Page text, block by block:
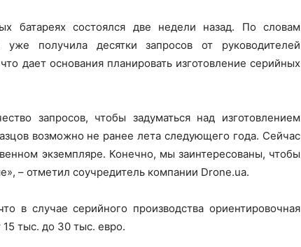
батареях состоялся две недели назад. По словам
получила десятки запросов от руководителей
дает основания планировать изготовление серийных
запросов, чтобы задуматься над изготовлением
возможно не ранее лета следующего года. Сейчас
экземпляре. Конечно, мы заинтересованы, чтобы
– отметил соучредитель компании Drone.ua.
в случае серийного производства ориентировочная
15 тыс. до 30 тыс. евро.